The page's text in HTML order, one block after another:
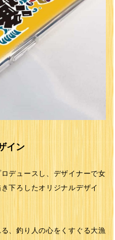
イン
デュースし、デザイナーで女
下ろしたオリジナルデザイ
、釣り人の心をくすぐる大漁